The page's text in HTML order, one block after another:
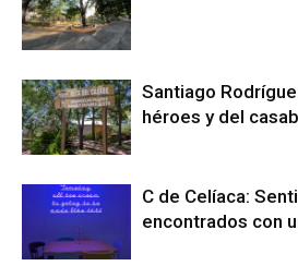
Santiago
héroes y del
C de Celíaca:
encontrados con